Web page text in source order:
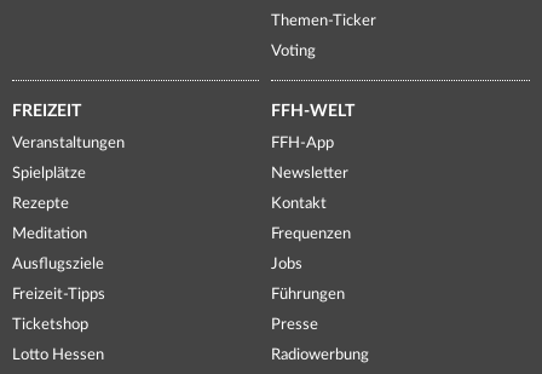
Themen-Ticker
Voting
FREIZEIT
Veranstaltungen
Spielplätze
Rezepte
Meditation
Ausflugsziele
Freizeit-Tipps
Ticketshop
Lotto Hessen
FFH-WELT
FFH-App
Newsletter
Kontakt
Frequenzen
Jobs
Führungen
Presse
Radiowerbung